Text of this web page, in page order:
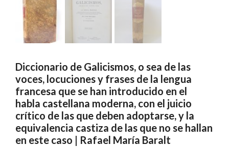
Diccionario de Galicismos, o sea de las
voces, locuciones y frases de la lengua
francesa que se han introducido en el
habla castellana moderna, con el juicio
crítico de las que deben adoptarse, y la
equivalencia castiza de las que no se hallan
en este caso | Rafael María Baralt